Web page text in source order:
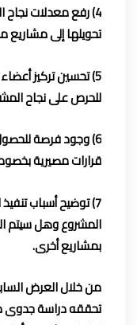
4) رفع معدلات نجاح
تحويلها إلى مشاريع
5) تحسين تركيز
للحرص على نجاح
6) وجود فرصة
قرارات مصيرية
7) توضيح أسباب
المشروع وهل سيتم
بمشاريع أخرى.
من خلال العرض
تحققه دراسة جدوى